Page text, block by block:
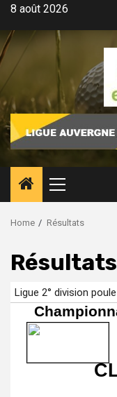
Skip
content
8 août 2026
Primary
Menu
Home Résultats
Résultats